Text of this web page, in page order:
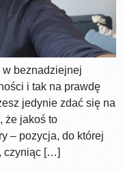
beznadziejnej
i tak na prawdę
jedynie zdać się na
że jakoś to
– pozycja, do której
czyniąc […]